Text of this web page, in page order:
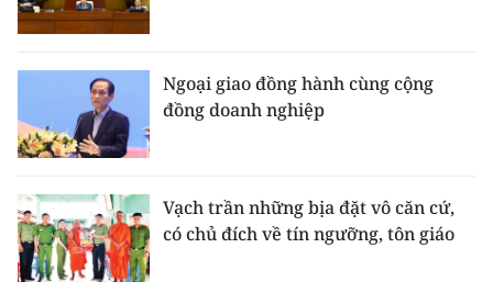
Ngoại giao đồng hành cùng cộng
đồng doanh nghiệp
Vạch trần những bịa đặt vô căn cứ,
có chủ đích về tín ngưỡng, tôn giáo